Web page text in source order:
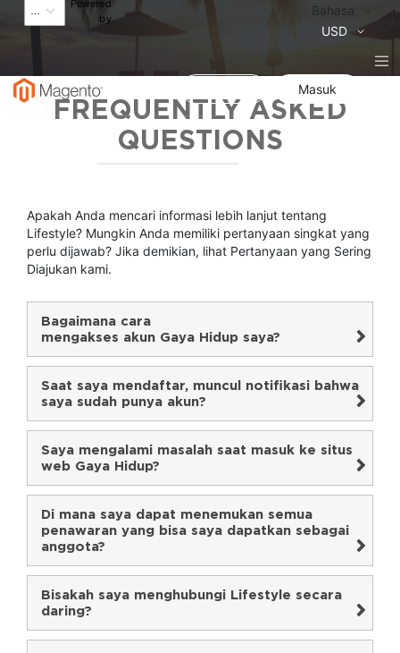
Powered
by
Bahasa
Bahasa
USD
Masuk
FREQUENTLY ASKED
QUESTIONS
Apakah Anda mencari informasi lebih lanjut tentang
Lifestyle? Mungkin Anda memiliki pertanyaan singkat yang
perlu dijawab? Jika demikian, lihat Pertanyaan yang Sering
Diajukan kami.
Bagaimana cara
mengakses akun Gaya Hidup saya?
Saat saya mendaftar, muncul notifikasi bahwa
saya sudah punya akun?
Saya mengalami masalah saat masuk ke situs
web Gaya Hidup?
Di mana saya dapat menemukan semua
penawaran yang bisa saya dapatkan sebagai
anggota?
Bisakah saya menghubungi Lifestyle secara
daring?